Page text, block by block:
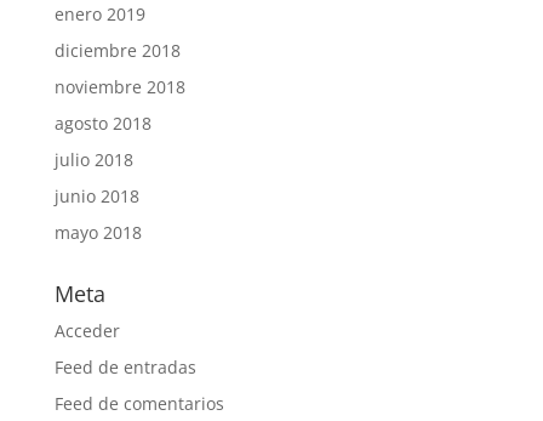
enero 2019
diciembre 2018
noviembre 2018
agosto 2018
julio 2018
junio 2018
mayo 2018
Meta
Acceder
Feed de entradas
Feed de comentarios